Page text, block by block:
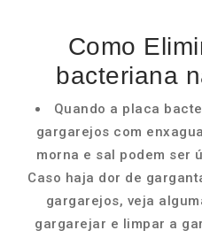
Como
bacteriana
Quando a placa
gargarejos com
morna e sal podem ser
Caso haja dor de
gargarejos, veja
gargarejar e limpar a